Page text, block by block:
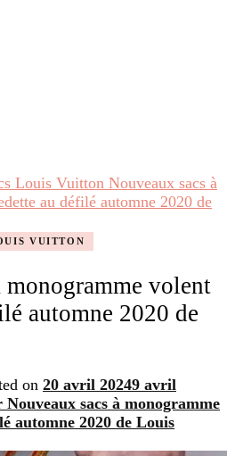
Louis Vuitton Nouveaux sacs à
au défilé automne 2020 de
VUITTON
monogramme volent
automne 2020 de
on 20 avril 20249 avril
Nouveaux sacs à monogramme
automne 2020 de Louis